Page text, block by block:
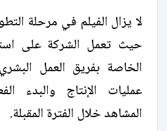
لا يزال الفيلم في مرحلة
حيث تعمل الشركة على
الخاصة بفريق العمل
عمليات الإنتاج والبدء
المشاهد خلال الفترة المقبلة.